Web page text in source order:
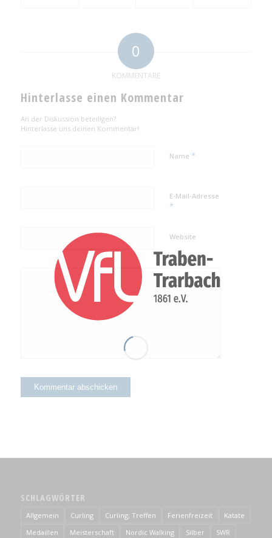
0
KOMMENTARE
Hinterlasse einen Kommentar
An der Diskussion beteiligen?
Hinterlasse uns deinen Kommentar!
Name *
E-Mail-Adresse
*
Website
SCHLAGWÖRTER
Allgemein Curling Curling; Treffen Ferienfreizeit
Katate
Medaillen
Meisterschaft Nordic Walking Silber
SWR